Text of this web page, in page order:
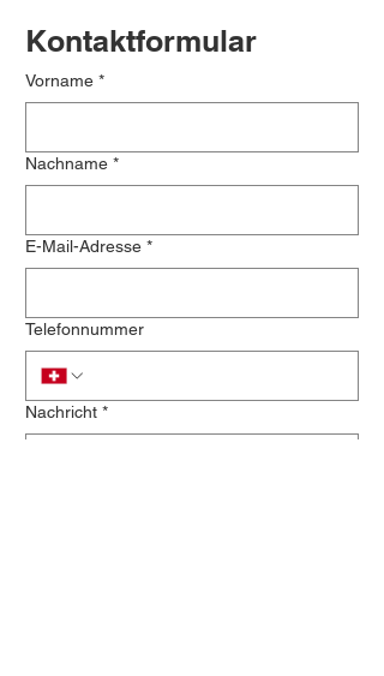
Kontaktformular
Vorname *
Nachname *
E-Mail-Adresse *
Telefonnummer
Nachricht *